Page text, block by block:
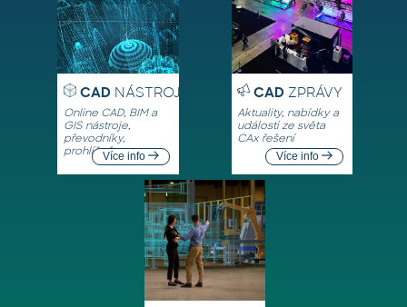
CADNÁSTROJE
Online CAD, BIM a
GIS nástroje,
převodníky,
prohlížečeVíce info
CADZPRÁVY
Aktuality, nabídky a
události ze světa
CAx řešení
Více info